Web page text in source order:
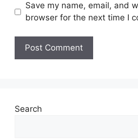
Save my name, email, and
browser for the next time I
Search